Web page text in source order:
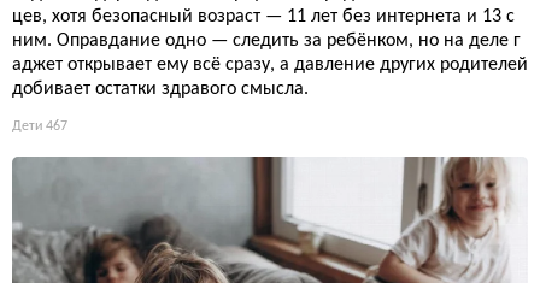
цев, хотя безопасный возраст — 11 лет без интернета и 13 с
ним. Оправдание одно — следить за ребёнком, но на деле г
аджет открывает ему всё сразу, а давление других родителей
добивает остатки здравого смысла.
Дети 467